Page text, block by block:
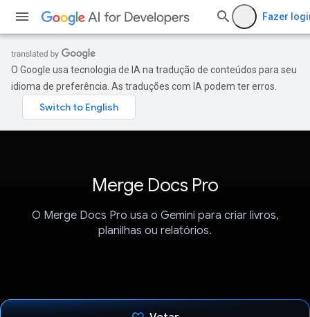
Fazer
O Google usa tecnologia de IA na tradução de conteúdos para seu
idioma de preferência. As traduções com IA podem ter erros.
Merge Docs Pro
O Merge Docs Pro usa o Gemini para criar livros,
planilhas ou relatórios.